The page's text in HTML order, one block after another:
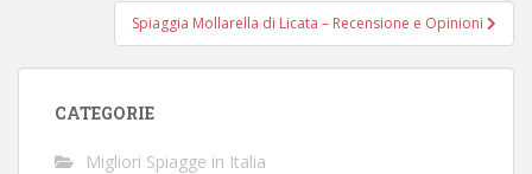
Spiaggia Mollarella di Licata – Recensione e Opinioni
CATEGORIE
Migliori Spiagge in Italia